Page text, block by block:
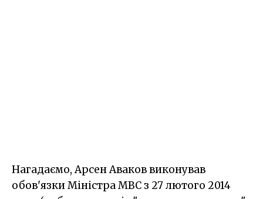
Нагадаємо, Арсен Аваков виконував
обов'язки Міністра МВС з 27 лютого 2014